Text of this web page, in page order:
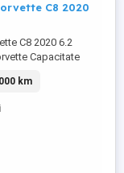
C8 2020
C8 2020 6.2
Capacitate
viteze:Automata
VIN:
Se vinde ...
km